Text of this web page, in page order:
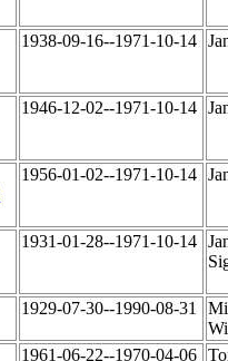
1938-09-16--1971-10-14
1946-12-02--1971-10-14
1956-01-02--1971-10-14
1931-01-28--1971-10-14
1929-07-30--1990-08-31
1961-06-22--1970-04-06